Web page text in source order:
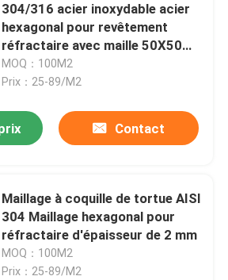
304/316 acier inoxydable acier
hexagonal pour revêtement
réfractaire avec maille 50X50
mm
MOQ：100M2
Prix：25-89/M2
Contact
Maillage à coquille de tortue AISI
304 Maillage hexagonal pour
réfractaire d'épaisseur de 2 mm
MOQ：100M2
Prix：25-89/M2